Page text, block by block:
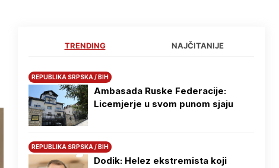
TRENDING NAJČITANIJE
REPUBLIKA SRPSKA / BIH
Ambasada Ruske Federacije:
Licemjerje u svom punom sjaju
REPUBLIKA SRPSKA / BIH
Dodik: Helez ekstremista koji